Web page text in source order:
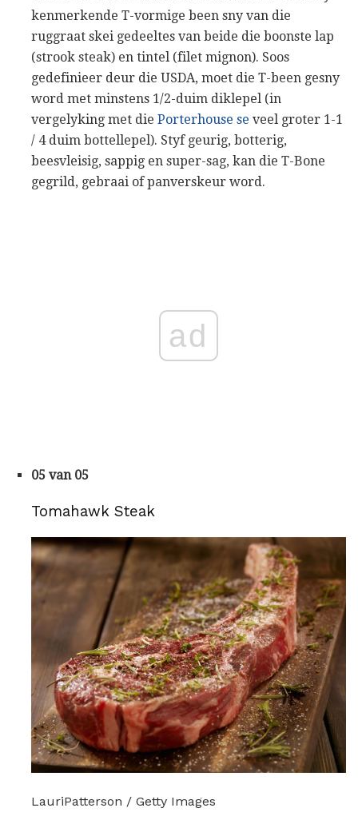
kenmerkende T-vormige been sny van die
ruggraat skei gedeeltes van beide die boonste lap
(strook steak) en tintel (filet mignon). Soos
gedefinieer deur die USDA, moet die T-been gesny
word met minstens 1/2-duim diklepel (in
vergelyking met die Porterhouse se veel groter 1-1
/ 4 duim bottellepel). Styf geurig, botterig,
beesvleisig, sappig en super-sag, kan die T-Bone
gegrild, gebraai of panverskeur word.
ad
05 van 05
Tomahawk Steak
LauriPatterson / Getty Images